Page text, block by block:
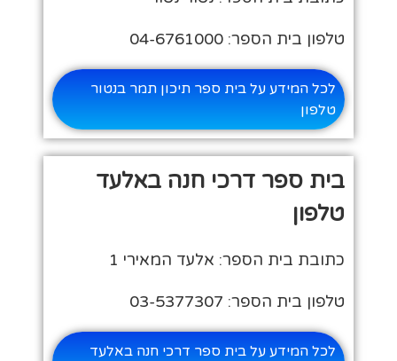
טלפון בית הספר: 04-6761000
לכל המידע על בית ספר תיכון תמר בנטור
טלפון
בית ספר דרכי חנה באלעד
טלפון
כתובת בית הספר: אלעד המאירי 1
טלפון בית הספר: 03-5377307
לכל המידע על בית ספר דרכי חנה באלעד